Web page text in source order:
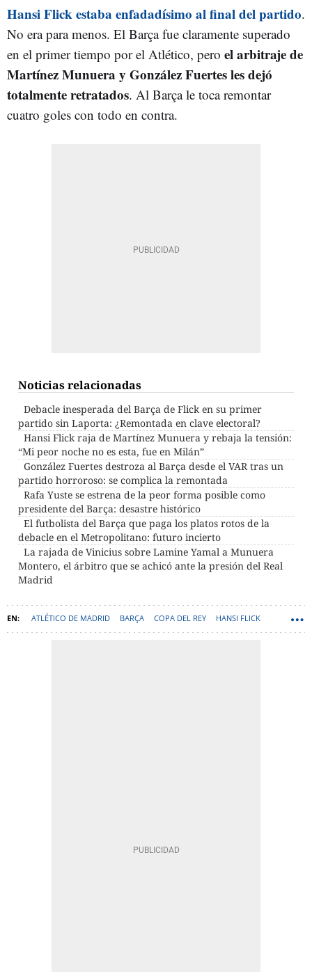
Hansi Flick estaba enfadadísimo al final del partido.
No era para menos. El Barça fue claramente superado
en el primer tiempo por el Atlético, pero el arbitraje de
Martínez Munuera y González Fuertes les dejó
totalmente retratados. Al Barça le toca remontar
cuatro goles con todo en contra.
Noticias relacionadas
Debacle inesperada del Barça de Flick en su primer
partido sin Laporta: ¿Remontada en clave electoral?
Hansi Flick raja de Martínez Munuera y rebaja la tensión:
“Mi peor noche no es esta, fue en Milán”
González Fuertes destroza al Barça desde el VAR tras un
partido horroroso: se complica la remontada
Rafa Yuste se estrena de la peor forma posible como
presidente del Barça: desastre histórico
El futbolista del Barça que paga los platos rotos de la
debacle en el Metropolitano: futuro incierto
La rajada de Vinicius sobre Lamine Yamal a Munuera
Montero, el árbitro que se achicó ante la presión del Real
Madrid
ATLÉTICO DE MADRID BARÇA COPA DEL REY HANSI FLICK